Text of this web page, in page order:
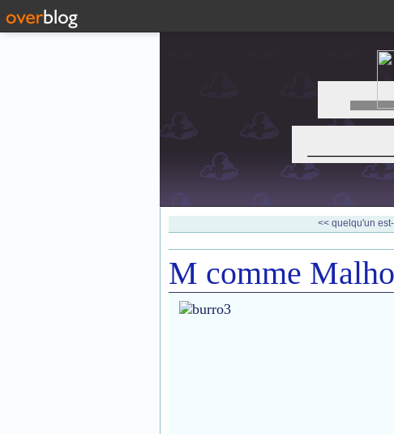
<< quelqu'un
M comme